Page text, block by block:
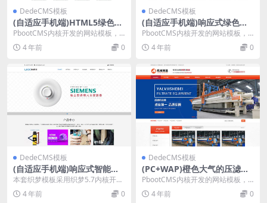
DedeCMS模板
(自适应手机端)HTML5绿色大
气压缩机设备网站源码 机械制
造业行业pbootcms模板
PbootCMS内核开发的网站模板，
该模板适用于机械制造网站、压缩
机网站等企业，...
4 年前 0
DedeCMS模板
(自适应手机端)响应式绿色新
能源产业集团网站源码 高端企
业集团类网站pbootcms模板
PbootCMS内核开发的网站模板，
该模板适用于集团企业网站、能源
产业网站等企业...
4 年前 0
DedeCMS模板
(自适应手机端)响应式智能电
子科技设备类织梦网站源码
本套织梦模板采用织梦5.7内核开发
的模板，这款模板使用范围广，不
仅仅局限于一类型...
4 年前 0
DedeCMS模板
(PC+WAP)橙色大气的压滤机
制造业网站源码 工业制造机械
PbootCMS内核开发的网站模板，
该模板适用于机械设备网站、压滤
机制造网站等企...
4 年前 0